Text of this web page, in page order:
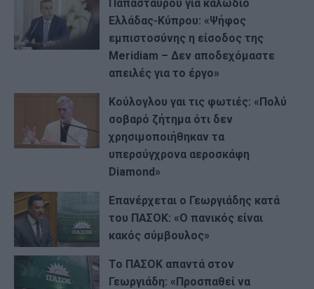
Παπασταύρου για καλώδιο
Ελλάδας-Κύπρου: «Ψήφος
εμπιστοσύνης η είσοδος της
Meridiam – Δεν αποδεχόμαστε
απειλές για το έργο»
Κούλογλου γαι τις φωτιές: «Πολύ
σοβαρό ζήτημα ότι δεν
χρησιμοποιήθηκαν τα
υπερσύγχρονα αεροσκάφη
Diamond»
Επανέρχεται ο Γεωργιάδης κατά
του ΠΑΣΟΚ: «Ο πανικός είναι
κακός σύμβουλος»
Το ΠΑΣΟΚ απαντά στον
Γεωργιάδη: «Προσπαθεί να